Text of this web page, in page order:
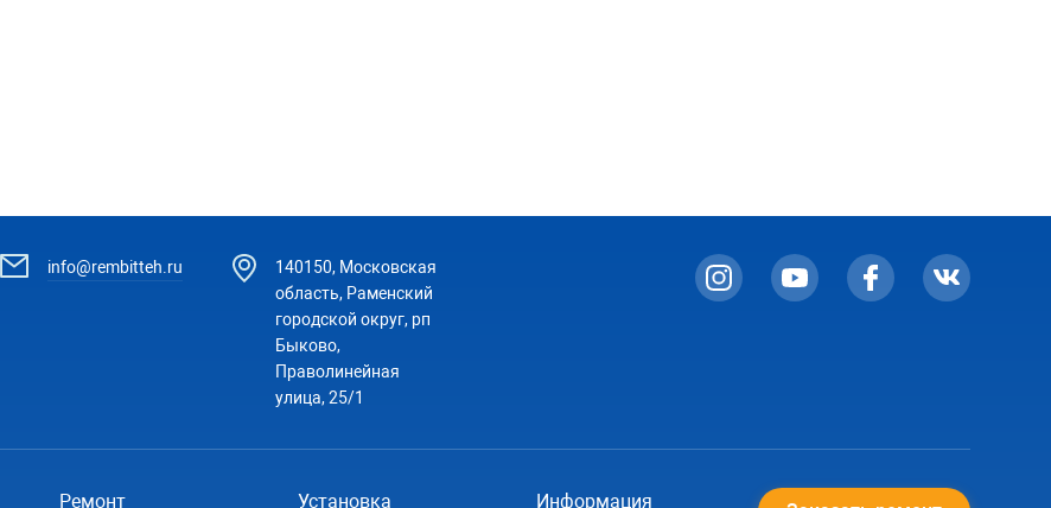
info@rembitteh.ru
140150, Московская
область, Раменский
городской округ, рп
Быково,
Праволинейная
улица, 25/1
Ремонт Установка Информация